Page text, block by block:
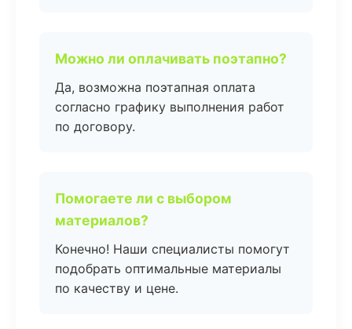
Можно ли оплачивать поэтапно?
Да, возможна поэтапная оплата
согласно графику выполнения работ
по договору.
Помогаете ли с выбором
материалов?
Конечно! Наши специалисты помогут
подобрать оптимальные материалы
по качеству и цене.